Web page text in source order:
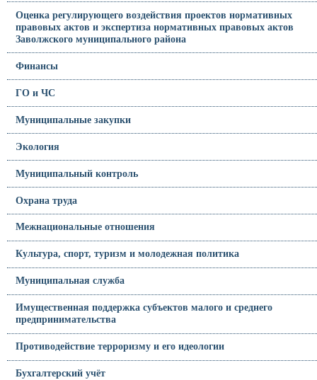
Оценка регулирующего воздействия проектов нормативных
правовых актов и экспертиза нормативных правовых актов
Заволжского муниципального района
Финансы
ГО и ЧС
Муниципальные закупки
Экология
Муниципальный контроль
Охрана труда
Межнациональные отношения
Культура, спорт, туризм и молодежная политика
Муниципальная служба
Имущественная поддержка субъектов малого и среднего
предпринимательства
Противодействие терроризму и его идеологии
Бухгалтерский учёт